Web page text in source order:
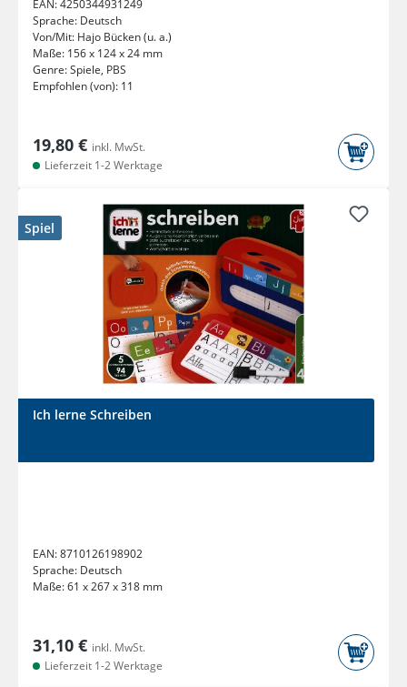
EAN:4250344931249
Sprache: Deutsch
Von/Mit: Hajo Bücken (u. a.)
Maße: 156 x 124 x 24 mm
Genre:Spiele, PBS
Empfohlen (von): 11
19,80 € inkl. MwSt.
Lieferzeit 1-2 Werktage
Spiel
Ich lerne Schreiben
EAN:8710126198902
Sprache: Deutsch
Maße:61 x 267 x 318 mm
31,10 € inkl. MwSt.
Lieferzeit 1-2 Werktage